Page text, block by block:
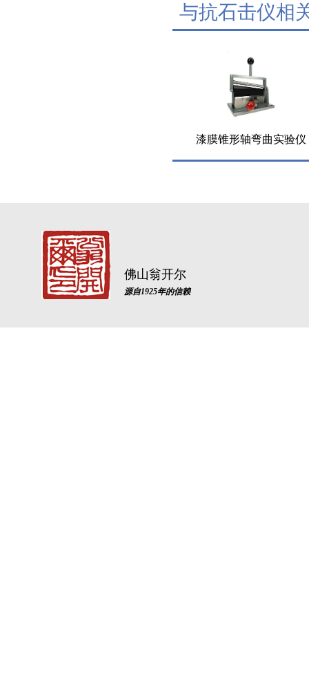
与抗石击仪相
漆膜锥形轴弯曲实验仪
佛山翁开尔
源自1925年的信赖